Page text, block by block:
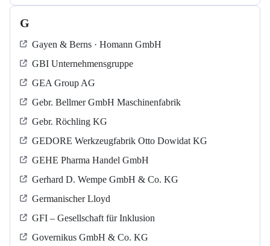
G
Gayen & Berns · Homann GmbH
GBI Unternehmensgruppe
GEA Group AG
Gebr. Bellmer GmbH Maschinenfabrik
Gebr. Röchling KG
GEDORE Werkzeugfabrik Otto Dowidat KG
GEHE Pharma Handel GmbH
Gerhard D. Wempe GmbH & Co. KG
Germanischer Lloyd
GFI – Gesellschaft für Inklusion
Governikus GmbH & Co. KG